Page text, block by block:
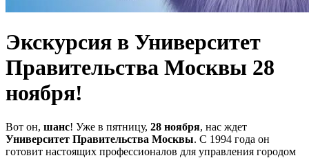
Экскурсия в Университет
Правительства Москвы 28
ноября!
Вот он, шанс! Уже в пятницу, 28 ноября, нас ждет
Университет Правительства Москвы. С 1994 года он
готовит настоящих профессионалов для управления городом